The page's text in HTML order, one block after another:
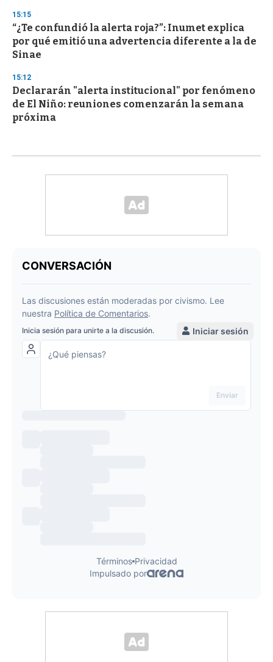
15:15
“¿Te confundió la alerta roja?”: Inumet explica
por qué emitió una advertencia diferente a la de
Sinae
15:12
Declararán "alerta institucional" por fenómeno
de El Niño: reuniones comenzarán la semana
próxima